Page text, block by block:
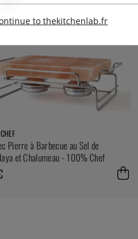
Pierre à Barbecue au Sel de
et Chalumeau - 100% Chef
to thekitchenlab.fr